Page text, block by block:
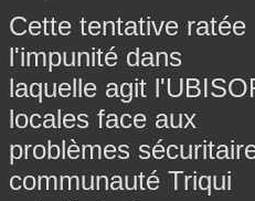
Cette tentative
l'impunité dans
laquelle agit
locales face aux
problèmes
communauté Triqui